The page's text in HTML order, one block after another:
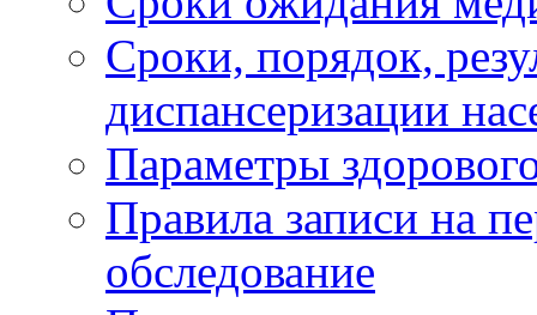
Сроки, порядок,
диспансеризации
Параметры
Правила записи на
обследование